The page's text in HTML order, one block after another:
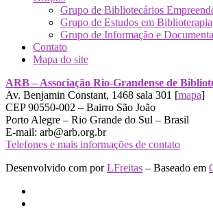
Grupo de Bibliotecários
Grupo de Estudos em Biblioterapia
Grupo de Informação e
Contato
Mapa do site
ARB – Associação Rio-Grandense de
Av. Benjamin Constant, 1468 sala 301 [mapa]
CEP 90550-002 – Bairro São João
Porto Alegre – Rio Grande do Sul – Brasil
E-mail: arb@arb.org.br
Telefones e mais informações de contato
Desenvolvido com porLFreitas – Baseado em